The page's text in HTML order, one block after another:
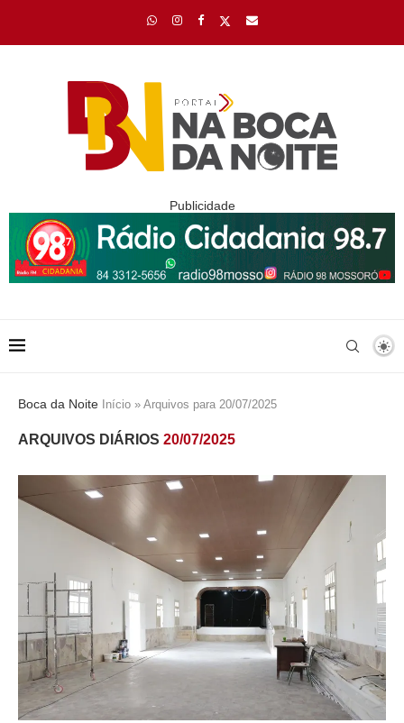
Publicidade
Boca da Noite Início » Arquivos para 20/07/2025
ARQUIVOS DIÁRIOS 20/07/2025